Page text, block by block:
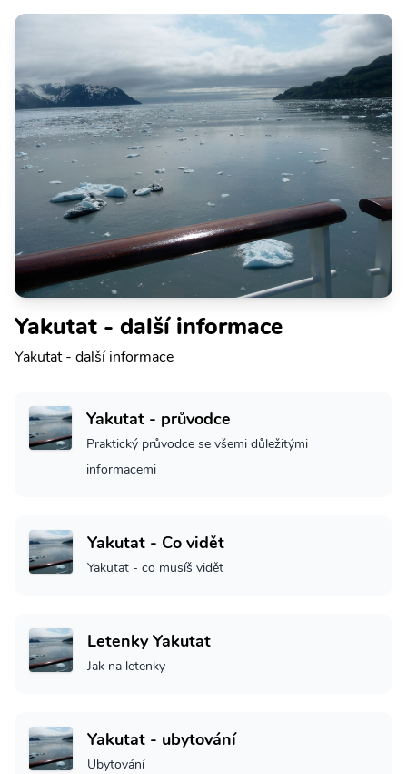
Yakutat - další informace
Yakutat - další informace
Yakutat - průvodce
Praktický průvodce se všemi důležitými
informacemi
Yakutat - Co vidět
Yakutat - co musíš vidět
Letenky Yakutat
Jak na letenky
Yakutat - ubytování
Ubytování